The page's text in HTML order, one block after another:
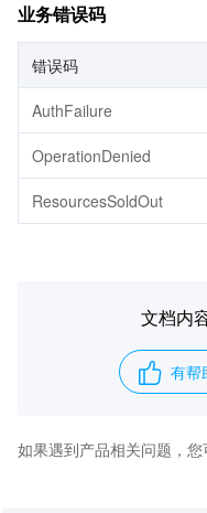
业务错误码
错误码
AuthFailure
OperationDenied
ResourcesSoldOut
文档内
有帮
如果遇到产品相关问题，您